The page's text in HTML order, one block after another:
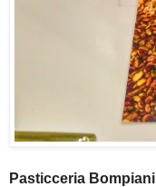
Pasticceria Bompiani